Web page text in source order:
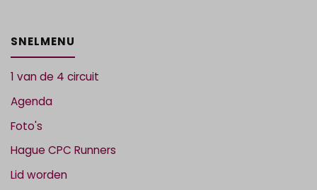
SNELMENU
1 van de 4 circuit
Agenda
Foto's
Hague CPC Runners
Lid worden